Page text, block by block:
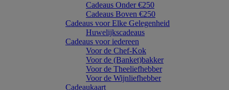
Cadeaus Onder €250
Cadeaus Boven €250
Cadeaus voor Elke Gelegenheid
Huwelijkscadeaus
Cadeaus voor iedereen
Voor de Chef-Kok
Voor de (Banket)bakker
Voor de Theeliefhebber
Voor de Wijnliefhebber
Cadeaukaart